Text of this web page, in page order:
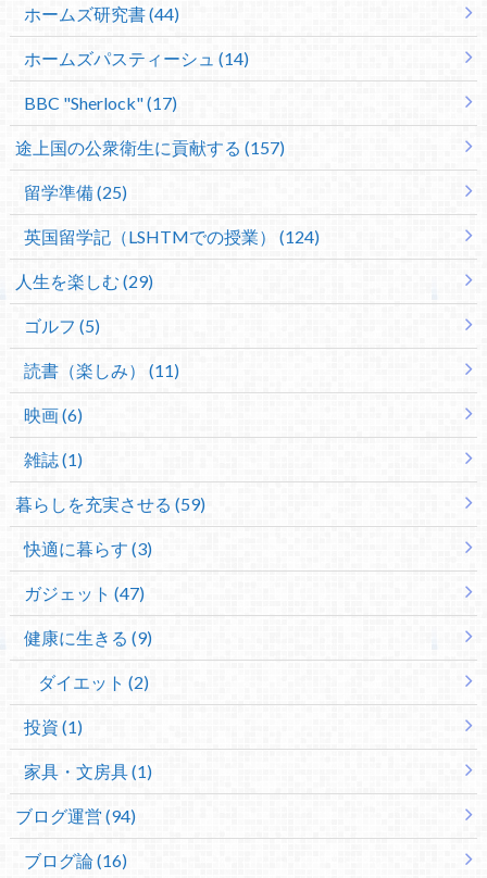
ホームズ研究書 (44)
ホームズパスティーシュ (14)
BBC "Sherlock" (17)
途上国の公衆衛生に貢献する (157)
留学準備 (25)
英国留学記（LSHTMでの授業） (124)
人生を楽しむ (29)
ゴルフ (5)
読書（楽しみ） (11)
映画 (6)
雑誌 (1)
暮らしを充実させる (59)
快適に暮らす (3)
ガジェット (47)
健康に生きる (9)
ダイエット (2)
投資 (1)
家具・文房具 (1)
ブログ運営 (94)
ブログ論 (16)